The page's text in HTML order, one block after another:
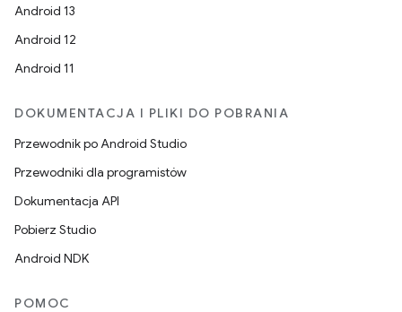
Android 13
Android 12
Android 11
DOKUMENTACJA I PLIKI DO POBRANIA
Przewodnik po Android Studio
Przewodniki dla programistów
Dokumentacja API
Pobierz Studio
Android NDK
POMOC